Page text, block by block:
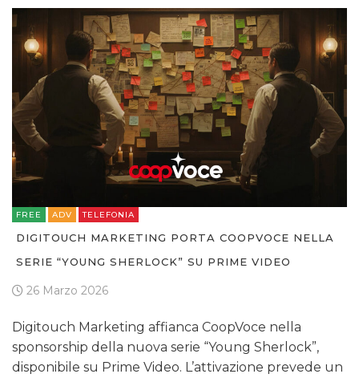
FREE ADV TELEFONIA
DIGITOUCH MARKETING PORTA COOPVOCE NELLA
SERIE “YOUNG SHERLOCK” SU PRIME VIDEO
26 Marzo 2026
Digitouch Marketing affianca CoopVoce nella
sponsorship della nuova serie “Young Sherlock”,
disponibile su Prime Video. L’attivazione prevede un